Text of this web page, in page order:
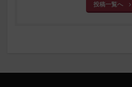
投稿一覧へ